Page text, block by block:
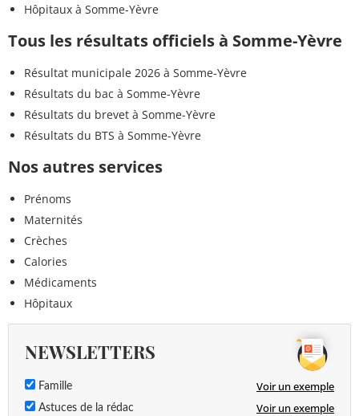
Hôpitaux à Somme-Yèvre
Tous les résultats officiels à Somme-Yèvre
Résultat municipale 2026 à Somme-Yèvre
Résultats du bac à Somme-Yèvre
Résultats du brevet à Somme-Yèvre
Résultats du BTS à Somme-Yèvre
Nos autres services
Prénoms
Maternités
Crèches
Calories
Médicaments
Hôpitaux
NEWSLETTERS
Famille Voir un exemple
Astuces de la rédac Voir un exemple